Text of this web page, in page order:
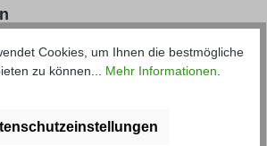
Cookies, um Ihnen die bestmögliche
zu können... Mehr Informationen